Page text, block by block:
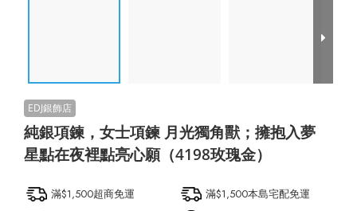
純銀項鍊，女士項鍊 月光獨角獸；擁抱入夢
星點在夜裡點亮心願（4198玫瑰金）
滿$1,500超商免運
滿$1,500本島宅配免運